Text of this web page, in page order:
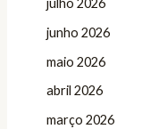
julho 2026
junho 2026
maio 2026
abril 2026
março 2026